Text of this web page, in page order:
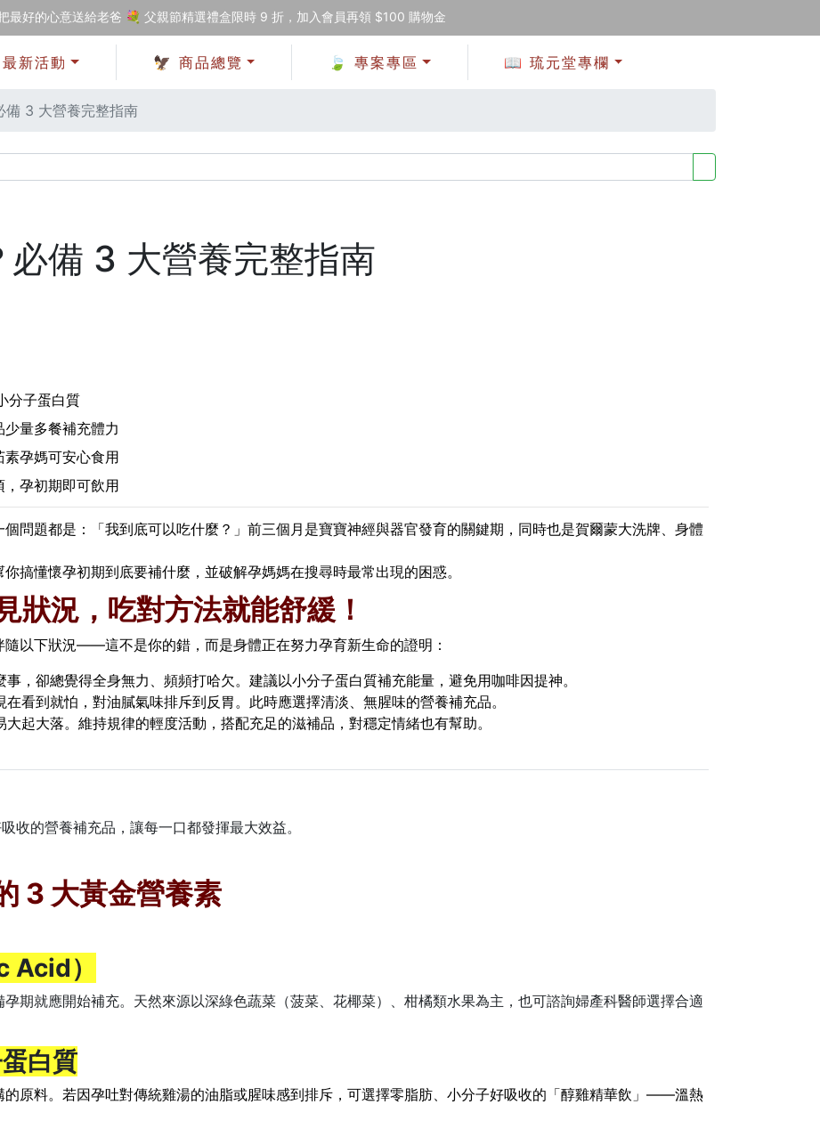
新活動 🦅 商品總覽 🍃 專案專區 📖 琉元堂專欄
最好的心意送給老爸 💐 父親節精選禮盒限時 9 折，加入會員再領 $100 購物金
備 3 大營養完整指南
備 3 大營養完整指南
分子蛋白質
量多餐補充體力
孕媽可安心食用
孕初期即可飲用
問題都是：「我到底可以吃什麼？」前三個月是寶寶神經與器官發育的關鍵期，同時也是賀爾蒙大洗牌、身體
搞懂懷孕初期到底要補什麼，並破解孕媽媽在搜尋時最常出現的困惑。
狀況，吃對方法就能舒緩！
以下狀況——這不是你的錯，而是身體正在努力孕育新生命的證明：
，卻總覺得全身無力、頻頻打哈欠。建議以小分子蛋白質補充能量，避免用咖啡因提神。
看到就怕，對油膩氣味排斥到反胃。此時應選擇清淡、無腥味的營養補充品。
起大落。維持規律的輕度活動，搭配充足的滋補品，對穩定情緒也有幫助。
收的營養補充品，讓每一口都發揮最大效益。
3 大黃金營養素
Acid）
期就應開始補充。天然來源以深綠色蔬菜（菠菜、花椰菜）、柑橘類水果為主，也可諮詢婦產科醫師選擇合適
白質
原料。若因孕吐對傳統雞湯的油脂或腥味感到排斥，可選擇零脂肪、小分子好吸收的「醇雞精華飲」——溫熱